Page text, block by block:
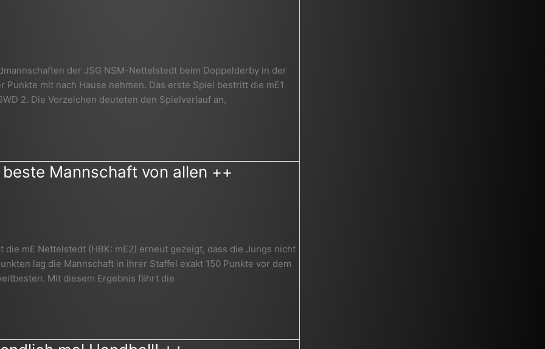
der JSG NSM-Nettelstedt beim Doppelderby in der
mit nach Hause nehmen. Das erste Spiel bestritt die mE1
2. Die Vorzeichen deuteten den Spielverlauf an,
Mannschaft von allen ++
mE Nettelstedt (HBK: mE2) erneut gezeigt, dass die Jungs nicht
lag die Mannschaft in ihrer Staffel exakt 150 Punkte vor dem
Mit diesem Ergebnis fährt die